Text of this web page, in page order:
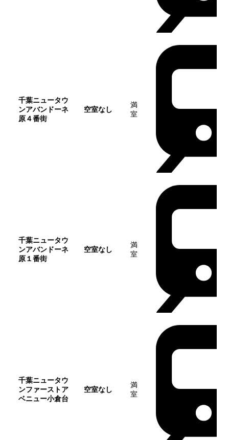
千葉ニュータウ
ンアバンドーネ
原４番街
空室なし
満
室
千葉ニュータウ
ンアバンドーネ
原１番街
空室なし
満
室
千葉ニュータウ
ンファーストア
ベニュー小倉台
空室なし
満
室